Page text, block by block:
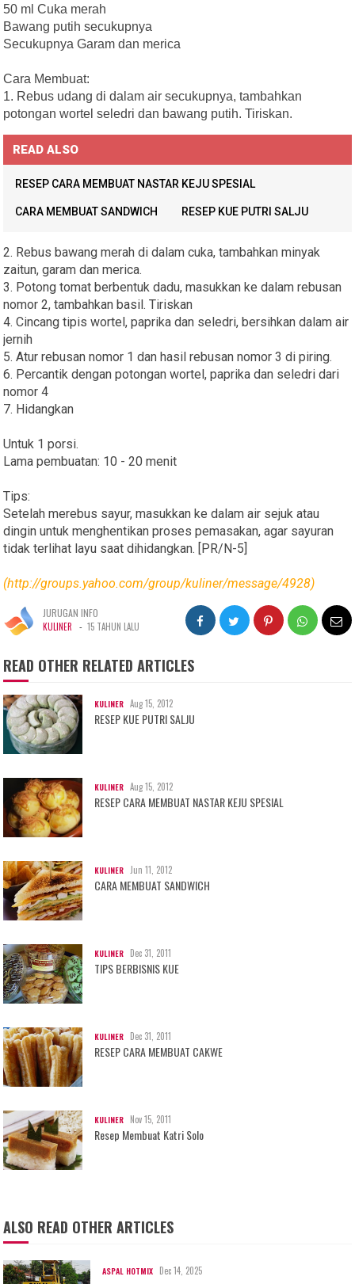
50 ml Cuka merah
Bawang putih secukupnya
Secukupnya Garam dan merica
Cara Membuat:
1. Rebus udang di dalam air secukupnya, tambahkan
potongan wortel seledri dan bawang putih. Tiriskan.
READ ALSO
RESEP CARA MEMBUAT NASTAR KEJU SPESIAL
CARA MEMBUAT SANDWICH RESEP KUE PUTRI SALJU
2. Rebus bawang merah di dalam cuka, tambahkan minyak
zaitun, garam dan merica.
3. Potong tomat berbentuk dadu, masukkan ke dalam rebusan
nomor 2, tambahkan basil. Tiriskan
4. Cincang tipis wortel, paprika dan seledri, bersihkan dalam air
jernih
5. Atur rebusan nomor 1 dan hasil rebusan nomor 3 di piring.
6. Percantik dengan potongan wortel, paprika dan seledri dari
nomor 4
7. Hidangkan
Untuk 1 porsi.
Lama pembuatan: 10 - 20 menit
Tips:
Setelah merebus sayur, masukkan ke dalam air sejuk atau
dingin untuk menghentikan proses pemasakan, agar sayuran
tidak terlihat layu saat dihidangkan. [PR/N-5]
(http://groups.yahoo.com/group/kuliner/message/4928)
JURUGAN INFO
KULINER - 15 TAHUN LALU
READ OTHER RELATED ARTICLES
KULINER Aug 15, 2012
RESEP KUE PUTRI SALJU
KULINER Aug 15, 2012
RESEP CARA MEMBUAT NASTAR KEJU SPESIAL
KULINER Jun 11, 2012
CARA MEMBUAT SANDWICH
KULINER Dec 31, 2011
TIPS BERBISNIS KUE
KULINER Dec 31, 2011
RESEP CARA MEMBUAT CAKWE
KULINER Nov 15, 2011
Resep Membuat Katri Solo
ALSO READ OTHER ARTICLES
ASPAL HOTMIX Dec 14, 2025